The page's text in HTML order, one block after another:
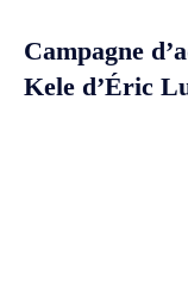
Campagne
Kele d’Éric